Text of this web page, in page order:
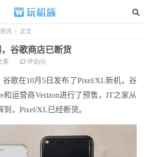
讯 > 正文
谷歌商店已断货
家 评论(0)
谷歌在10月5日发布了Pixel/XL新机，谷
和运营商Verizon进行了预售，IT之家从
到，Pixel/XL已经断货。